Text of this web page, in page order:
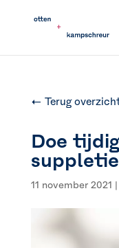
← Terug
Doe
11 november 2021 |